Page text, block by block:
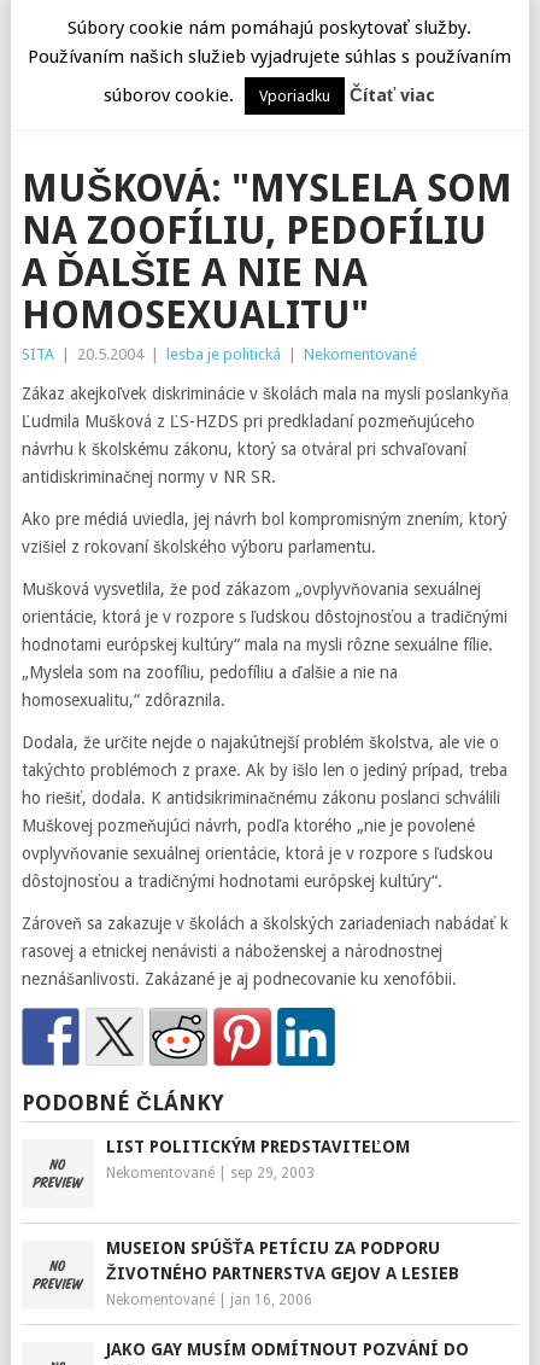
MUŠKOVÁ: "MYSLELA SOM
NA ZOOFÍLIU, PEDOFÍLIU
A ĎALŠIE A NIE NA
HOMOSEXUALITU"
SITA 20.5.2004 lesba je politická Nekomentované
Zákaz akejkoľvek diskriminácie v školách mala na mysli poslankyňa
Ľudmila Mušková z ĽS-HZDS pri predkladaní pozmeňujúceho
návrhu k školskému zákonu, ktorý sa otváral pri schvaľovaní
antidiskriminačnej normy v NR SR.
Ako pre médiá uviedla, jej návrh bol kompromisným znením, ktorý
vzišiel z rokovaní školského výboru parlamentu.
Mušková vysvetlila, že pod zákazom „ovplyvňovania sexuálnej
orientácie, ktorá je v rozpore s ľudskou dôstojnosťou a tradičnými
hodnotami európskej kultúry“ mala na mysli rôzne sexuálne fílie.
„Myslela som na zoofíliu, pedofíliu a ďalšie a nie na
homosexualitu,“ zdôraznila.
Dodala, že určite nejde o najakútnejší problém školstva, ale vie o
takýchto problémoch z praxe. Ak by išlo len o jediný prípad, treba
ho riešiť, dodala. K antidsikriminačnému zákonu poslanci schválili
Muškovej pozmeňujúci návrh, podľa ktorého „nie je povolené
ovplyvňovanie sexuálnej orientácie, ktorá je v rozpore s ľudskou
dôstojnosťou a tradičnými hodnotami európskej kultúry“.
Zároveň sa zakazuje v školách a školských zariadeniach nabádať k
rasovej a etnickej nenávisti a náboženskej a národnostnej
neznášanlivosti. Zakázané je aj podnecovanie ku xenofóbii.
PODOBNÉ ČLÁNKY
LIST POLITICKÝM PREDSTAVITEĽOM
Nekomentované| sep 29, 2003
MUSEION SPÚŠŤA PETÍCIU ZA PODPORU
ŽIVOTNÉHO PARTNERSTVA GEJOV A LESIEB
Nekomentované| jan 16, 2006
JAKO GAY MUSÍM ODMÍTNOUT POZVÁNÍ DO
Súbory cookie nám pomáhajú poskytovať služby.
Používaním našich služieb vyjadrujete súhlas s používaním
súborov cookie.
Vporiadku Čítať viac